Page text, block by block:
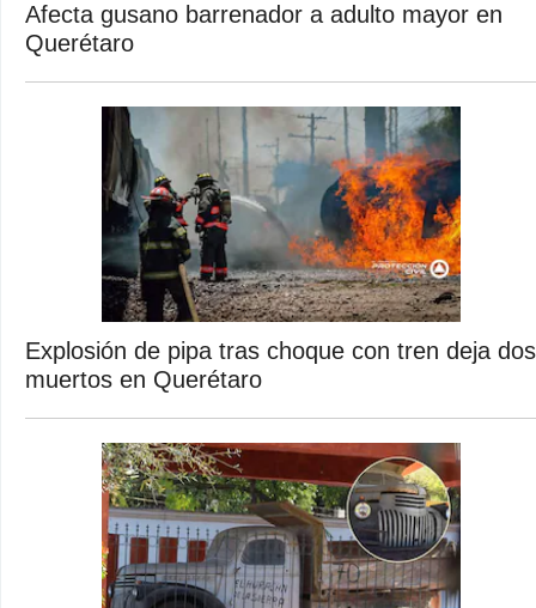
Afecta gusano barrenador a adulto mayor en
Querétaro
Explosión de pipa tras choque con tren deja dos
muertos en Querétaro